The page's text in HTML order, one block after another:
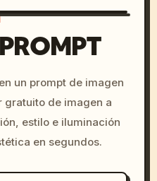
c, cyberpunk sunset, neon
colors, 8k --v 6.0
un prompt de imagen
gratuito de imagen a
estilo e iluminación
en segundos.